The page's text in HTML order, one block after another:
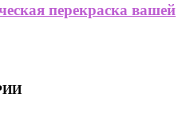
перекраска вашей